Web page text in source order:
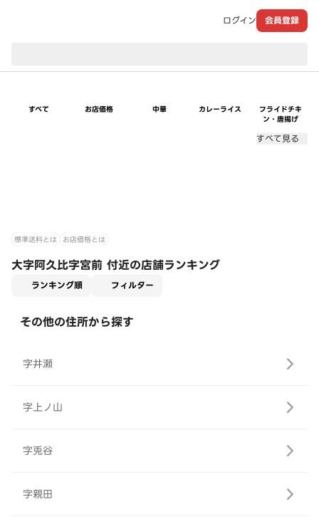
ログイン 会員登録
すべて お店価格 中華 カレーライス
フライドチキ
ン・唐揚げ
すべて見る
標準送料とは お店価格とは
大字阿久比字宮前 付近の店舗ランキング
ランキング順 フィルター
その他の住所から探す
字井瀬
字上ノ山
字兎谷
字親田